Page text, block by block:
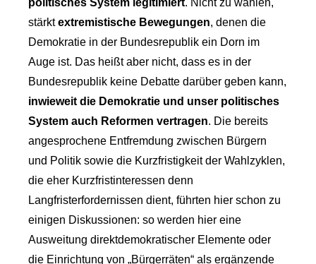
politisches System legitimiert. Nicht zu wählen,
stärktextremistische Bewegungen, denen die
Demokratie in der Bundesrepublik ein Dorn im
Auge ist. Das heißt aber nicht, dass es in der
Bundesrepublik keine Debatte darüber geben kann,
inwieweit die Demokratie und unser politisches
System auch Reformen vertragen. Die bereits
angesprochene Entfremdung zwischen Bürgern
und Politik sowie die Kurzfristigkeit der Wahlzyklen,
die eher Kurzfristinteressen denn
Langfristerfordernissen dient, führten hier schon zu
einigen Diskussionen: so werden hier eine
Ausweitung direktdemokratischer Elemente oder
die Einrichtung von „Bürgerräten“ als ergänzende